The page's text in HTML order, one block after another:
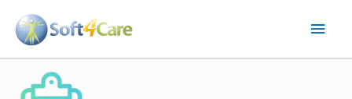
contenido